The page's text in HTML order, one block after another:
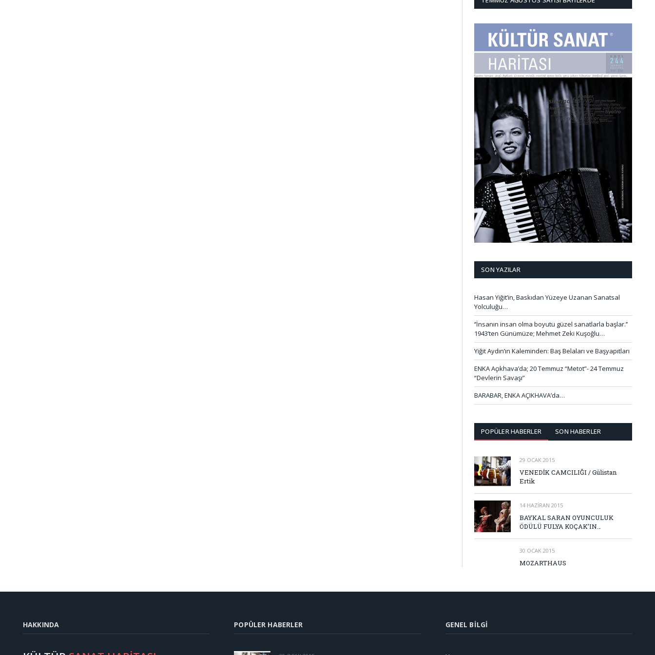
SON YAZILAR
Hasan Yiğit’in, Baskıdan Yüzeye Uzanan Sanatsal
Yolculuğu…
‘’İnsanın insan olma boyutu güzel sanatlarla başlar.’’
1943’ten Günümüze; Mehmet Zeki Kuşoğlu…
Yiğit Aydın’ın Kaleminden: Baş Belaları ve Başyapıtları
ENKA Açıkhava’da; 20 Temmuz “Metot”- 24 Temmuz
“Devlerin Savaşı”
BARABAR, ENKA AÇIKHAVA’da…
POPÜLER HABERLER SON HABERLER
29 OCAK 2015
VENEDİK CAMCILIĞI / Gülistan
Ertik
14 HAZIRAN 2015
BAYKAL SARAN OYUNCULUK
ÖDÜLÜ FULYA KOÇAK’IN…
30 OCAK 2015
MOZARTHAUS
HAKKINDA POPÜLER HABERLER GENEL BILGI